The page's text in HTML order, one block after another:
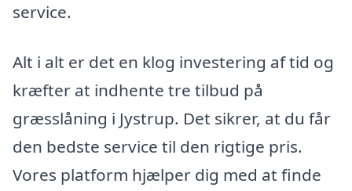
service.
Alt i alt er det en klog investering af tid og
kræfter at indhente tre tilbud på
græsslåning i Jystrup. Det sikrer, at du får
den bedste service til den rigtige pris.
Vores platform hjælper dig med at finde